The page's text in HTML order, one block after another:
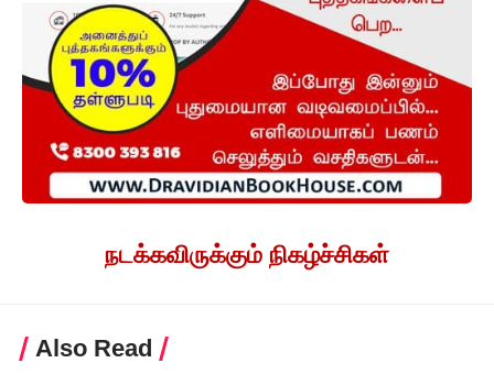
நடக்கவிருக்கும் நிகழ்ச்சிகள்
Also Read